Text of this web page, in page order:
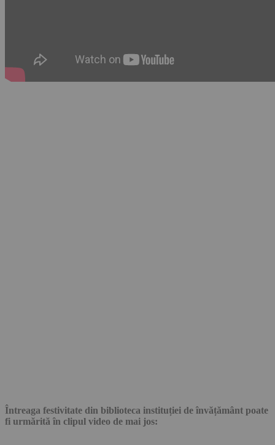
Întreaga festivitate din biblioteca instituției de învățământ poate
fi urmărită în clipul video de mai jos: